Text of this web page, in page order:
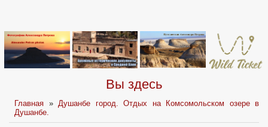
Вы здесь
Главная »Душанбе город. Отдых на Комсомольском озере в
Душанбе.